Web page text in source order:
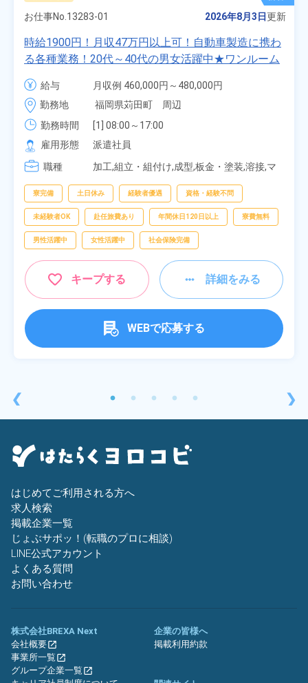
❮
お仕事No. 13283-01 2026年8月3日更新
時給1900円！月収47万円以上可！自動車製造に携わ
る各種業務！20代～40代の男女活躍中★ワンルーム
寮無料！マイカー通勤OK！無料駐車場あり！赴任旅
費会社負担！社員食堂あり！日払いあり！土日休
み！特別賞与90万円支給！《福岡県京都郡苅田町》
給与
月収例 460,000円～480,000円
時給 1,900円～1,900円
勤務地
福岡県苅田町　周辺
勤務時間
[1] 08:00～17:00
[2] 20:00～05:00
[3] 06:30～15:00
[4] 14:30～23:00
雇用形態
派遣社員
職種
加工,組立・組付け,成型,板金・塗装,溶接,マ
査,物流・配送
寮完備 土日休み 経験者優遇 資格・経験不問
未経験者OK 赴任旅費あり 年間休日120日以上 寮費無料
男性活躍中 女性活躍中 社会保険完備
キープする 詳細をみる
WEBで応募する
❯
はじめてご利用される方へ
求人検索
掲載企業一覧
じょぶサポッ！(転職のプロに相談)
LINE公式アカウント
よくある質問
お問い合わせ
株式会社BREXA Next
会社概要
事業所一覧
グループ企業一覧
企業の皆様へ
掲載利用約款